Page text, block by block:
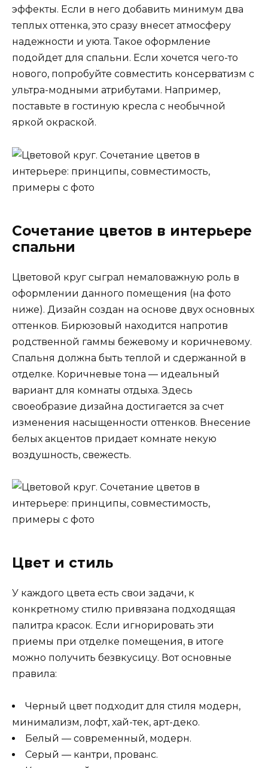
эффекты. Если в него добавить минимум два
теплых оттенка, это сразу внесет атмосферу
надежности и уюта. Такое оформление
подойдет для спальни. Если хочется чего-то
нового, попробуйте совместить консерватизм с
ультра-модными атрибутами. Например,
поставьте в гостиную кресла с необычной
яркой окраской.
Сочетание цветов в интерьере
спальни
Цветовой круг сыграл немаловажную роль в
оформлении данного помещения (на фото
ниже). Дизайн создан на основе двух основных
оттенков. Бирюзовый находится напротив
родственной гаммы бежевому и коричневому.
Спальня должна быть теплой и сдержанной в
отделке. Коричневые тона — идеальный
вариант для комнаты отдыха. Здесь
своеобразие дизайна достигается за счет
изменения насыщенности оттенков. Внесение
белых акцентов придает комнате некую
воздушность, свежесть.
Цвет и стиль
У каждого цвета есть свои задачи, к
конкретному стилю привязана подходящая
палитра красок. Если игнорировать эти
приемы при отделке помещения, в итоге
можно получить безвкусицу. Вот основные
правила:
Черный цвет подходит для стиля модерн,
минимализм, лофт, хай-тек, арт-деко.
Белый — современный, модерн.
Серый — кантри, прованс.